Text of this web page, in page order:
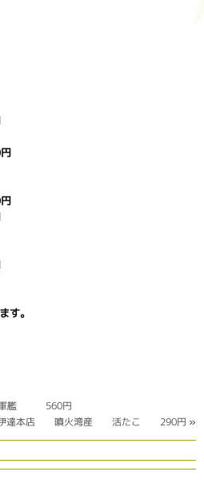
す。
軍艦 560円
達本店 噴火湾産 活たこ 290円 »